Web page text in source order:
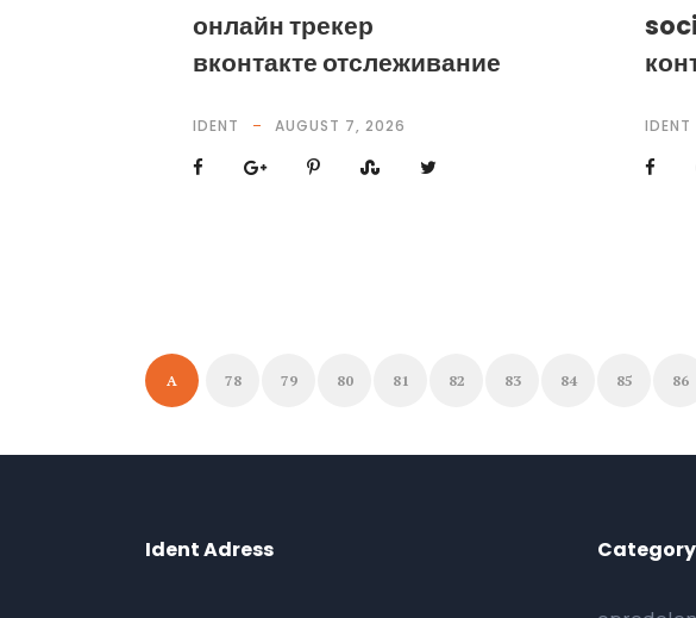
онлайн трекер
вконтакте отслеживание
IDENT AUGUST 7, 2026 IDENT
A 78 79 80 81 82 83 84 85 86
Ident Adress Category